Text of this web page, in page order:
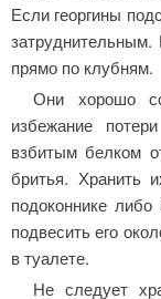
Если георгины
прямо по клубням.
Они хорошо
избежание
взбитым белком
бритья. Хранить
подоконнике
подвесить его
в туалете.
Не следует